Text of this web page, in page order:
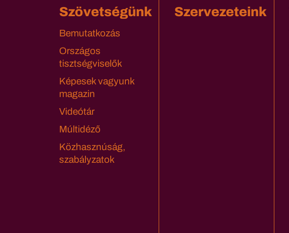
Szövetségünk
Bemutatkozás
Országos
tisztségviselők
Képesek vagyunk
magazin
Videótár
Múltidéző
Közhasznúság,
szabályzatok
Szervezeteink